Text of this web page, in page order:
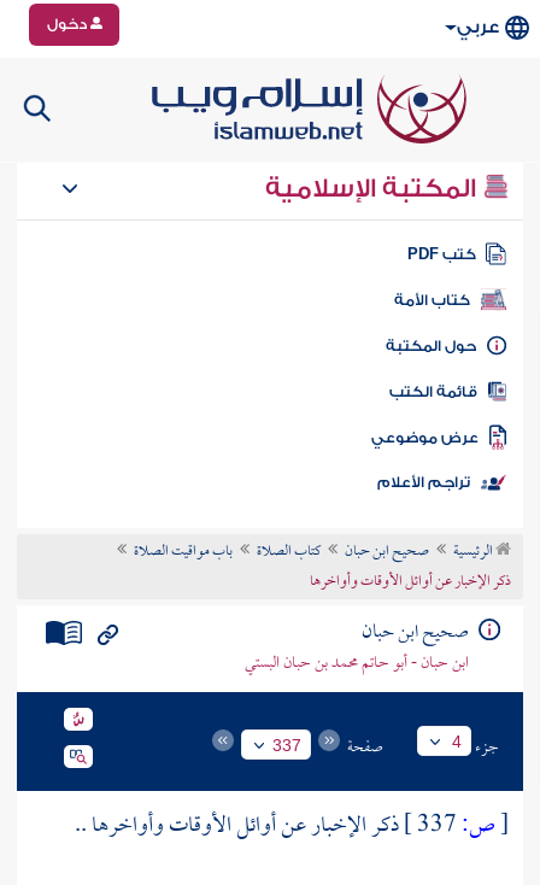
عربي دخول
المكتبة الإسلامية
كتب PDF
كتاب الأمة
المكتبة
الكتب
موضوعي
تراجم الأعلام
الرئيسية صحيح ابن حبان كتاب الصلاة
باب مواقيت الصلاة
ذكر الإخبار عن أوائل الأوقات وأواخرها
صحيح ابن حبان
ابن حبان - أبو حاتم محمد بن حبان البستي
جزء 4 صفحة 337
[ص:
ذكر الإخبار عن أوائل الأوقات وأواخرها ..